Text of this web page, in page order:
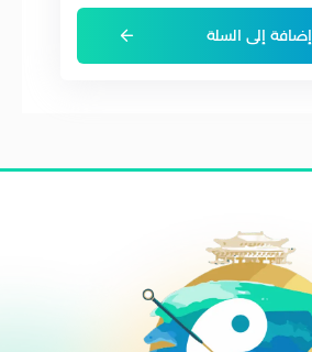
إضافة إلى السلة